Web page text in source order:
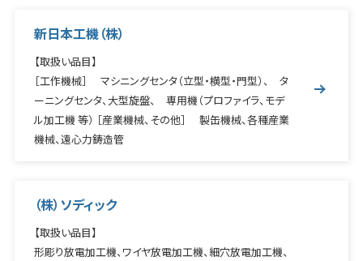
新日本工機（株）
【取扱い品目】
［工作機械］ マシニングセンタ（立型・横型・門型）、 タ
ーニングセンタ、大型旋盤、 専用機（プロファイラ、モデ
ル加工機 等） ［産業機械、その他］ 製缶機械、各種産業
機械、遠心力鋳造管
（株）ソディック
【取扱い品目】
形彫り放電加工機、ワイヤ放電加工機、細穴放電加工機、